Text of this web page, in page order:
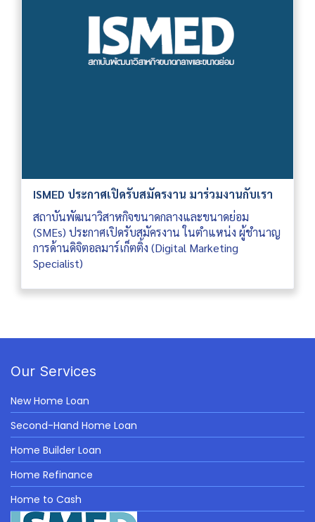
ISMED ประกาศเปิดรับสมัครงาน มาร่วมงานกับเรา
สถาบันพัฒนาวิสาหกิจขนาดกลางและขนาดย่อม
(SMEs) ประกาศเปิดรับสมัครงาน ในตำแหน่ง ผู้ชำนาญ
การด้านดิจิตอลมาร์เก็ตติ้ง (Digital Marketing
Specialist)
Our Services
New Home Loan
Second-Hand Home Loan
Home Builder Loan
Home Refinance
Home to Cash